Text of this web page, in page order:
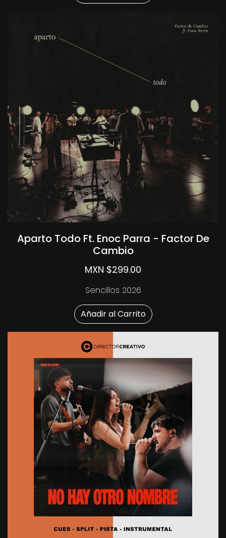
Aparto Todo Ft. Enoc Parra - Factor De
Cambio
MXN $299.00
Sencillos 2026
Añadir al Carrito